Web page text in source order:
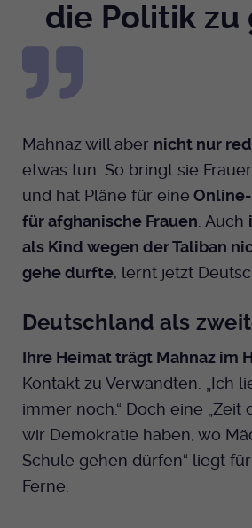
die Politik zu
Mahnaz will aber nicht nur
etwas tun. So bringt sie
und hat Pläne für eine
für afghanische Frauen . Auch
als Kind wegen der Taliban
gehe durfte, lernt jetzt
Deutschland als
Ihre Heimat trägt Mahnaz im
Kontakt zu Verwandten. „Ich
immer noch.“ Doch eine „Zeit
wir Demokratie haben, wo
Schule gehen dürfen“ liegt
Ferne.